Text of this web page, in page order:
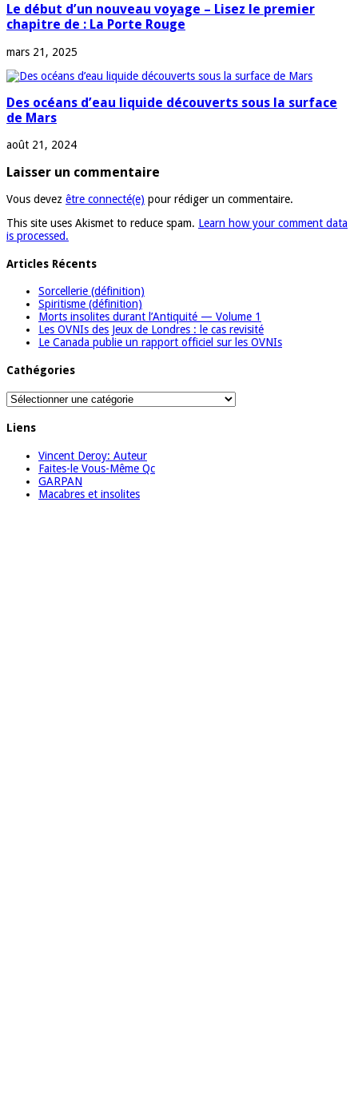
Le début d’un nouveau voyage – Lisez le premier
chapitre de : La Porte Rouge
mars 21, 2025
Des océans d’eau liquide découverts sous la surface
de Mars
août 21, 2024
Laisser un commentaire
Vous devez être connecté(e) pour rédiger un commentaire.
This site uses Akismet to reduce spam. Learn how your comment data
is processed.
Articles Récents
Sorcellerie (définition)
Spiritisme (définition)
Morts insolites durant l’Antiquité — Volume 1
Les OVNIs des Jeux de Londres : le cas revisité
Le Canada publie un rapport officiel sur les OVNIs
Cathégories
Cathégories
Liens
Vincent Deroy: Auteur
Faites-le Vous-Même Qc
GARPAN
Macabres et insolites